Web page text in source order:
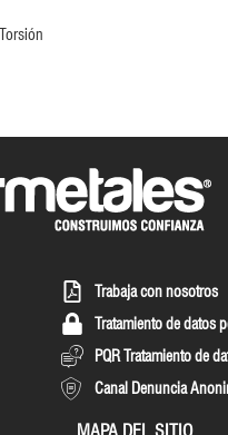
Trabaja con nosotros
Tratamiento de datos
PQR Tratamiento de
Canal Denuncia